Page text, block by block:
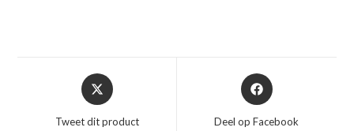
Opent
in
Tweet dit product
Opent
in
Deel op Facebook